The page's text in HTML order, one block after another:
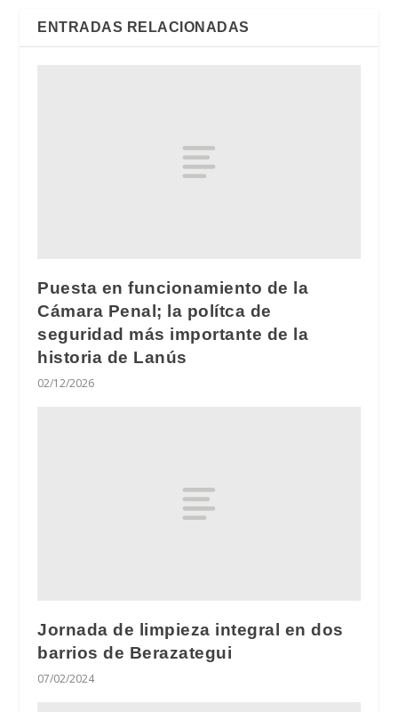
ENTRADAS RELACIONADAS
Puesta en funcionamiento de la
Cámara Penal; la polítca de
seguridad más importante de la
historia de Lanús
02/12/2026
Jornada de limpieza integral en dos
barrios de Berazategui
07/02/2024